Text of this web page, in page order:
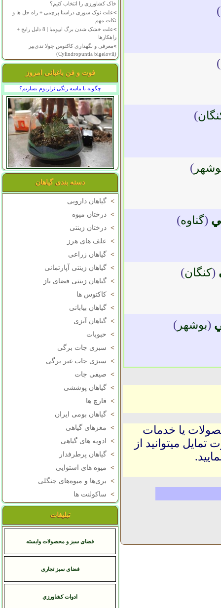
خاک کشاورزی را انتخاب کنیم؟
>علت نوک سوزی دراسنا پرچمی + راه حل ها و
نکات مهم
>
علت خشک شدن برگ ایپومیا | 8 دلیل رایج +
راهکارها
>معرفی و نگهداری کاکتوس چولا تدی‌بیر
(Cylindropuntia bigelovii)
فوت و فن باغبانی امروز
چگونه با ماسه رنگی تراریوم بسازیم؟
دسته بندی گیاهان
> گیاهان دارویی
> درختان میوه
> درختان زینتی
> علف های هرز
> گیاهان زراعی
> گیاهان زینتی آپارتمانی
> گیاهان زینتی فضای باز
> کاکتوس ها
> گیاهان بیابانی
> گیاهان آبزی
> حبوبات
> سبزی جات برگی
> سبزی جات غیر برگی
> صیفی جات
> گیاهان پوششی
> قارچ ها
> گیاهان بومی ایران
> مغزهای گیاهی
>
ادویه های گیاهی
> گیاهان پرطرفدار
> میوه های استوایی
> بری‌ها و میوه‌های جنگلی
> ساکولنت ها
تبلیغات
فضای سبز و محصولات وابسته
فضای سبز تجاری
ادوات کشاورزي
)
)
)
)
(گناوه)
(کنگان)
(بوشهر )
یا خدمات
میتوانید از